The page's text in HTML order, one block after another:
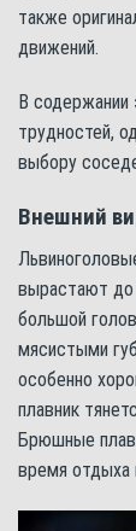
также
движений.
В
трудностей,
выбору
Внешний
вырастают до
большой
мясистыми
особенно
плавник
Брюшные
время отдыха